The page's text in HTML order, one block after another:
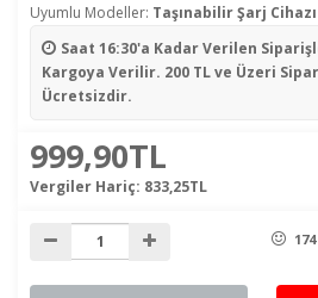
Uyumlu Modeller: Taşınabilir Şarj Cihazı
Saat 16:30'a Kadar Verilen
Kargoya Verilir. 200 TL ve Üzeri
Ücretsizdir.
999,90TL
Vergiler Hariç: 833,25TL